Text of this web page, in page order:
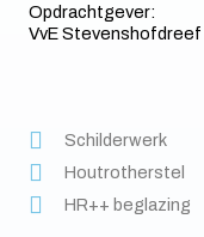
Opdrachtgever:
VvE
Schilderwerk
Houtrotherstel
HR++ beglazing